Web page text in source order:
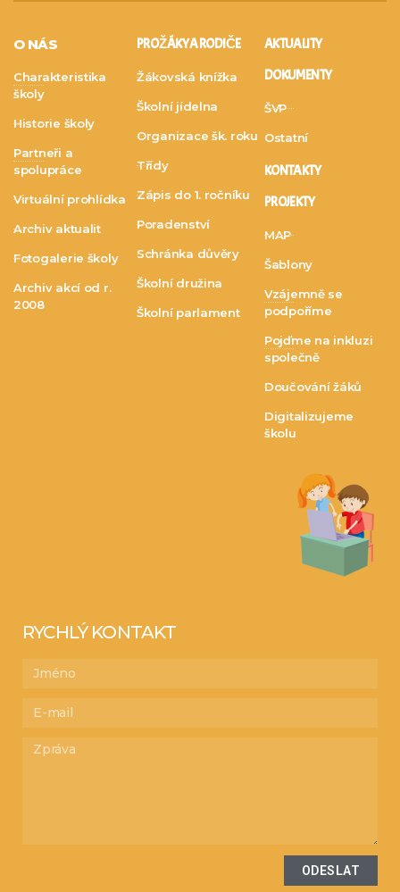
O NÁS
Charakteristika
školy
Historie školy
Partneři a
spolupráce
Virtuální prohlídka
Archiv aktualit
Fotogalerie školy
Archiv akcí od r.
2008
PRO ŽÁKY A RODIČE
Žákovská knížka
Školní jídelna
Organizace šk. roku
Třídy
Zápis do 1. ročníku
Poradenství
Schránka důvěry
Školní družina
Školní parlament
AKTUALITY
DOKUMENTY
ŠVP
Ostatní
KONTAKTY
PROJEKTY
MAP
Šablony
Vzájemně se
podpoříme
Pojďme na inkluzi
společně
Doučování žáků
Digitalizujeme
školu
RYCHLÝ KONTAKT
ODESLAT